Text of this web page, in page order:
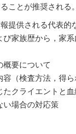
ことが推奨される。
提供される代表的
家族歴から，家
要について
（検査方法，得
クライエントと
い場合の対応策